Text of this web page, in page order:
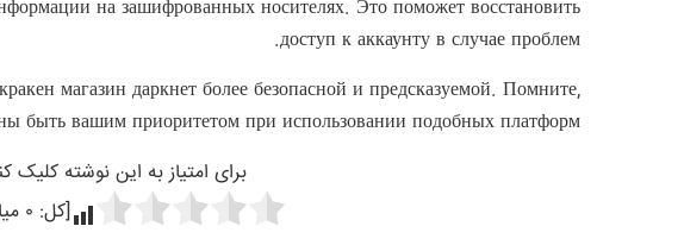
на зашифрованных носителях. Это поможет восстановить
доступ к аккаунту в случае проблем.
магазин даркнет более безопасной и предсказуемой. Помните,
быть вашим приоритетом при использовании подобных платформ.
برای امتیاز به این نوشته کلیک
[کل: ۰